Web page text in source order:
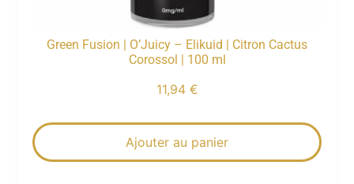
Green Fusion | O’Juicy – Elikuid | Citron Cactus
Corossol | 100 ml
11,94 €
Ajouter au panier